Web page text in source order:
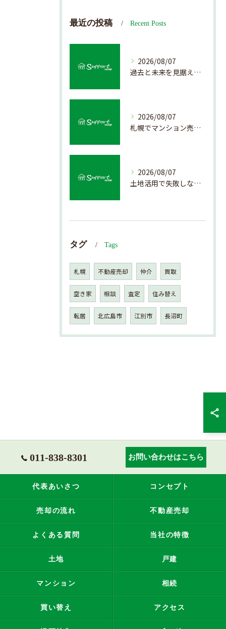
最近の投稿 Recent Posts
2026/08/07
過去と未来を見据えた戸建て売却の秘訣
2026/08/07
札幌でマンション売却を成功させる査定と価格の見極め方
2026/08/07
土地活用で失敗しない売却準備のポイント
タグ Tags
札幌 不動産売却 仲介 買取
空き家 相談 査定 住み替え
転居 北広島市 江別市 長沼町
011-838-8301 お問い合わせはこちら
代表あいさつ コンセプト
売却の流れ 不動産売却
よくある質問 当社の特徴
土地 戸建
マンション 相続
買い替え アクセス